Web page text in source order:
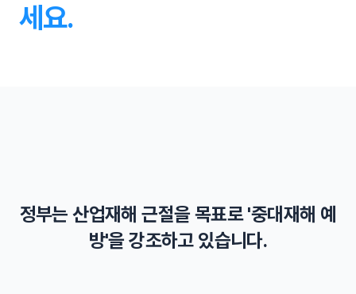
세요.
산재로 인한 사망자가 발생하면 기업은 영업이익 최대 5%
를 과징금으로 내야 합니다.
외국인 근로자 고용 제한
외국인 근로자가 안전사고로 중대재해와 사망할 경우 외국
인 근로자 고용을 제한합니다.
중대재해 사건 무관용 원칙
노동부와 대검찰청 간 협의체 구성 등으로 중대재해 발생시
정부는 산업재해 근절을 목표로 '중대재해 예
방'을 강조하고 있습니다.